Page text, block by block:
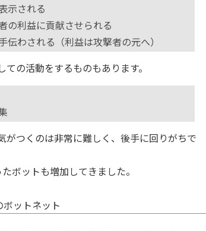
示される
の利益に貢献させられる
伝わされる（利益は攻撃者の元へ）
の活動をするものもあります。
がつくのは非常に難しく、後手に回りがちで
ボットも増加してきました。
ットネット